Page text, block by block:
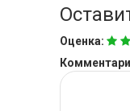
Оценка: